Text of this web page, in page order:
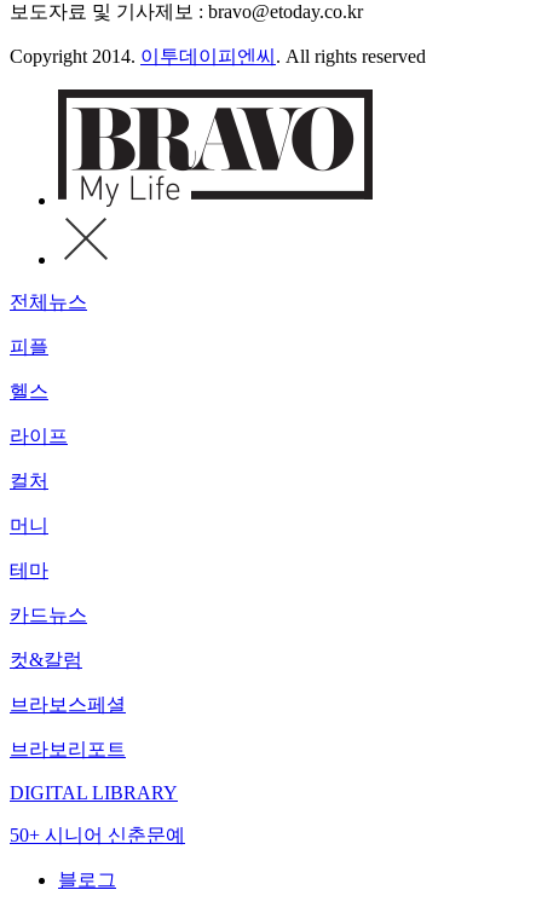
보도자료 및 기사제보 : bravo@etoday.co.kr
Copyright 2014. 이투데이피엔씨 . All rights reserved
전체뉴스
피플
헬스
라이프
컬처
머니
테마
카드뉴스
컷&칼럼
브라보스페셜
브라보리포트
DIGITAL LIBRARY
50+ 시니어 신춘문예
블로그